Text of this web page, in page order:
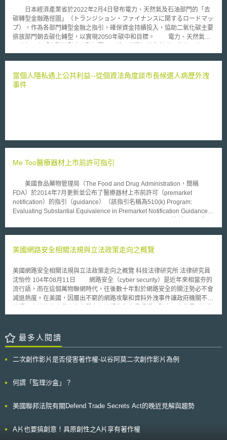
日本經濟產業省於2022年2月4日發布電力、天然氣及石油部門的「去
碳轉型金融路徑圖」（トランジション・ファイナンスに関するロードマッ
プ），作為各部門轉型金融之指引，確保資金持續投入，協助二氧化碳主要
排放部門朝去碳化轉型，以實現2050年碳中和目標。 電力、天然氣及
電力、天然氣、石油部門之現況及相關政策規劃，導入現階段具可行性之技
定時間表，確保技術與各部門未來之發展能有助日本於2050年達成碳中和
目標。一方面於企業欲透過轉型金融取得資金時，指引企業針對其現行氣候
製造技術、二氧化碳捕捉技術，於2030年達成商用化。 天然氣：2020年起
開發，並擴大建置都市天然氣管線、確保液化石油氣配送途徑等。
當個人隱私遇上公共利益--從個資法角度談市長候選人病歷外洩
事件
Me Too醫療器材上市前許可指引
美國食品藥物管理局（The Food and Drug Administration，簡稱
FDA）於2014年7月更新並公布了醫療器材上市前許可（premarket
notification）的指引（guidance）（該指引名稱為510(k) Program:
Evaluating Substantial Equivalence in Premarket Notification Guidance
引），針對醫療器材業者將其生產製造的醫療儀器申請上市的過程做了新的
過程中所評估的因素及要點，並藉由FDA在審查醫療器材的實務規範及審查
及透明度，讓業界有一定的遵循標準。雖然FDA的指令文件並不受法律強制
規範，但可供醫材業者更清楚FDA所重視的審查程序及內容。 歐盟對
醫療器材上市前之審查亦有相關指令，分別為一般醫療器材指令（Medical
Device Directive，簡稱MDD）、活體植入醫材指令（Active Implantable
Medical Devices Directive，簡稱AIMDD）及。歐盟規定醫療器材在上市
European Medicines Agency of the EU）並不參與醫療器材的審核程序，
而是交由歐盟會員國的私人認證機構對醫療器材做評估。
美國網路安全相關法規與立法政策走向之概覽
美國網路安全相關法規與立法政策走向之概覽 科技法律研究所 法律研究員
沈怡伶 104年08月11日 網路安全（cyber security）是近年來相當夯的
流行語，而在這個萬物聯網時代，往後數十年對於網路安全的關注勢必不會
減退熱度。在美國，因層出不窮的網路攻擊和資料外洩事件讓政府機關不勝
州政府主管機關的關切目光，除了透過政策和行政規管之外，國會也開始制
簡介美國現行法規範之要點及目前最新法案。 壹、美國聯邦政府相關網路
安全規範、標準及措施 一、金融業相關管制規範 對金融機構的管制依
Act, GLBA ）」，該法要求金融機構必須建置適當的程序保護客戶的個人財
見的威脅或騷擾，以及避免任何未經授權的近用行為導致損害或對客戶造成
Compliance Inspections and Examinations, OCIE），在2014年發布全國
安全芻議（OCIE Cybersecurity Initiative）」，用來評估證券交易商和投資
顧問對網路安全維護的準備以及曾遭遇過的資安威脅種類和經驗；而金融監
最多人閱讀
二次創作影片是否侵害著作權-以谷阿莫二次創作影片為例
何謂「監理沙盒」？
美國聯邦法院有關Defend Trade Secrets Act的晚近見解與趨勢
A片也要搞創意！具原創性之A片享有著作權